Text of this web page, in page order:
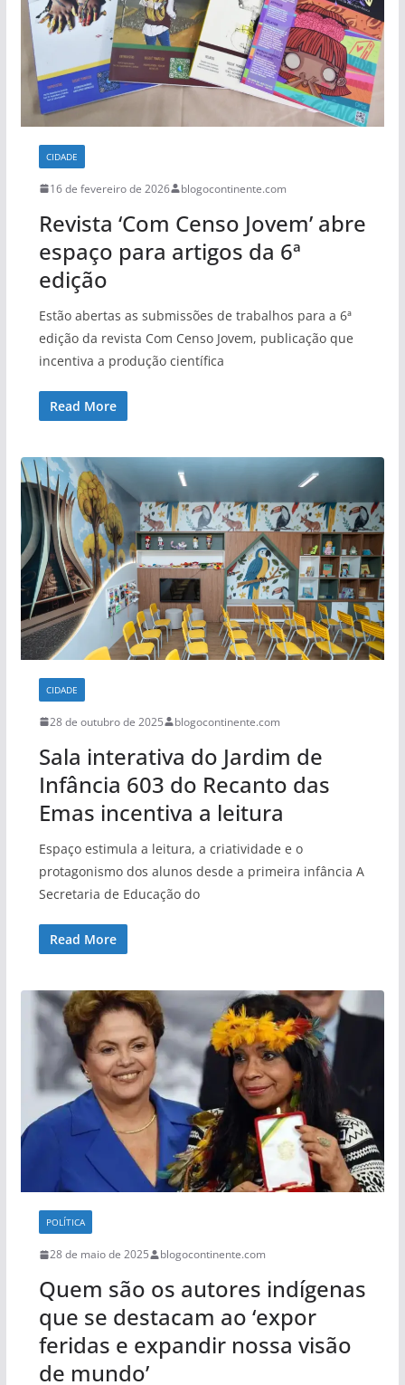
CIDADE
16 de fevereiro de 2026 blogocontinente.com
Revista ‘Com Censo Jovem’ abre
espaço para artigos da 6ª
edição
Estão abertas as submissões de trabalhos para a 6ª
edição da revista Com Censo Jovem, publicação que
incentiva a produção científica
Read More
CIDADE
28 de outubro de 2025 blogocontinente.com
Sala interativa do Jardim de
Infância 603 do Recanto das
Emas incentiva a leitura
Espaço estimula a leitura, a criatividade e o
protagonismo dos alunos desde a primeira infância A
Secretaria de Educação do
Read More
POLÍTICA
28 de maio de 2025 blogocontinente.com
Quem são os autores indígenas
que se destacam ao ‘expor
feridas e expandir nossa visão
de mundo’